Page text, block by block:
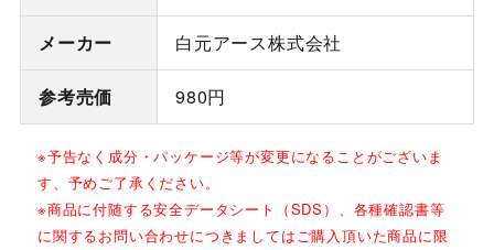
メーカー 白元アース株式会社
参考売価 980円
※予告なく成分・パッケージ等が変更になることがございま
す、予めご了承ください。
※商品に付随する安全データシート（SDS）、各種確認書等
に関するお問い合わせにつきましてはご購入頂いた商品に限